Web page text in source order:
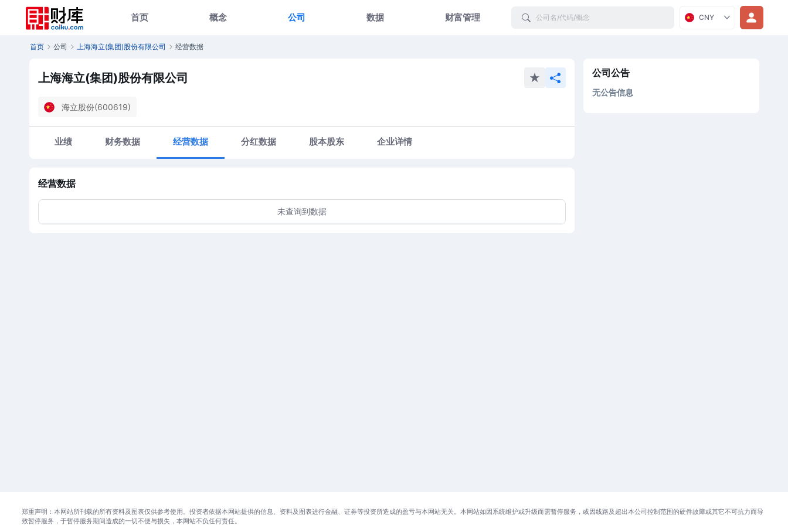
首页 概念 公司 数据 财富管理 Search CNY
首页 公司 上海海立(集团)股份有限公司 经营数据
上海海立(集团)股份有限公司
海立股份(600619)
业绩 财务数据 经营数据 分红数据 股本股东 企业详情
经营数据
未查询到数据
公司公告
无公告信息
郑重声明：本网站所刊载的所有资料及图表仅供参考使用。投资者依据本网站提供的信息、资料及图表进行金融、证券等投资所造成的盈亏与本网站无关。本网站如因系统维护或升级而需暂停服务，或因线路及超出本公司控制范围的硬件故障或其它不可抗力而导
致暂停服务，于暂停服务期间造成的一切不便与损失，本网站不负任何责任。